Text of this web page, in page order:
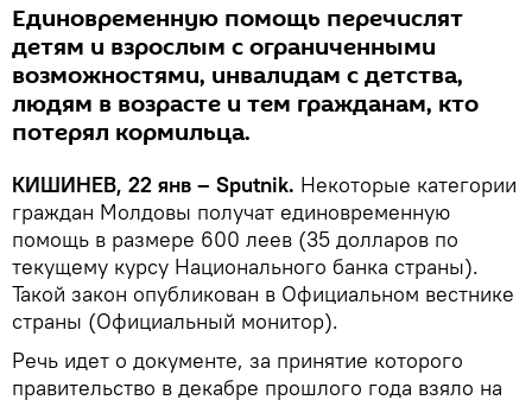
Единовременную помощь перечислят
детям и взрослым с ограниченными
возможностями, инвалидам с детства,
людям в возрасте и тем гражданам, кто
потерял кормильца.
КИШИНЕВ, 22 янв – Sputnik. Некоторые категории
граждан Молдовы получат единовременную
помощь в размере 600 леев (35 долларов по
текущему курсу Национального банка страны).
Такой закон опубликован в Официальном вестнике
страны (Официальный монитор).
Речь идет о документе, за принятие которого
правительство в декабре прошлого года взяло на